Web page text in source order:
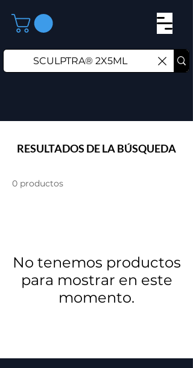
RESULTADOS DE LA BÚSQUEDA
0 productos
No tenemos productos
para mostrar en este
momento.